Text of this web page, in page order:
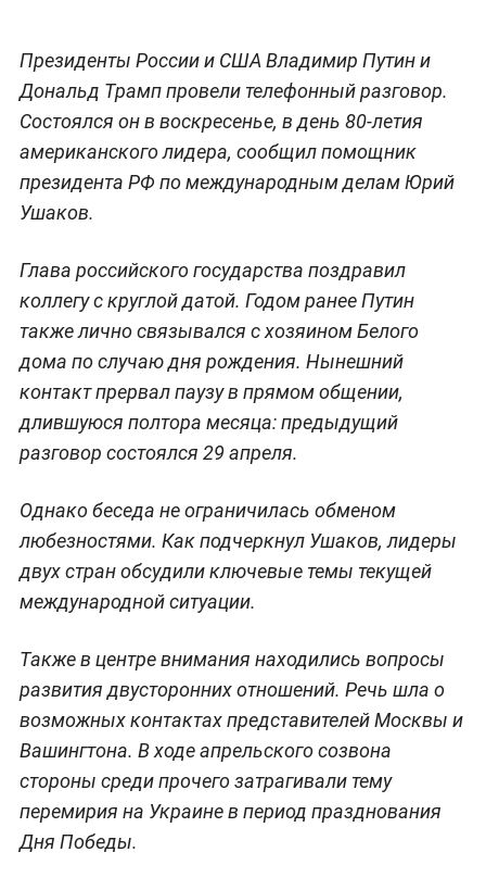
Президенты России и США Владимир Путин и
Дональд Трамп провели телефонный разговор.
Состоялся он в воскресенье, в день 80-летия
американского лидера, сообщил помощник
президента РФ по международным делам Юрий
Ушаков.
Глава российского государства поздравил
коллегу с круглой датой. Годом ранее Путин
также лично связывался с хозяином Белого
дома по случаю дня рождения. Нынешний
контакт прервал паузу в прямом общении,
длившуюся полтора месяца: предыдущий
разговор состоялся 29 апреля.
Однако беседа не ограничилась обменом
любезностями. Как подчеркнул Ушаков, лидеры
двух стран обсудили ключевые темы текущей
международной ситуации.
Также в центре внимания находились вопросы
развития двусторонних отношений. Речь шла о
возможных контактах представителей Москвы и
Вашингтона. В ходе апрельского созвона
стороны среди прочего затрагивали тему
перемирия на Украине в период празднования
Дня Победы.